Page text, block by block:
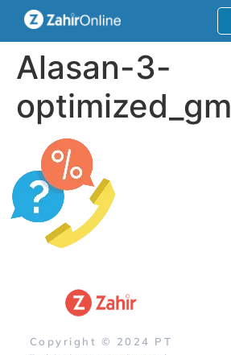
Alasan-3-
optimized_gm
Copyright © 2024 PT